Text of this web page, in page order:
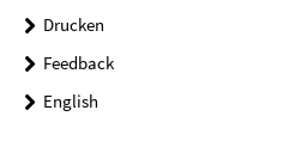
Drucken
Feedback
English